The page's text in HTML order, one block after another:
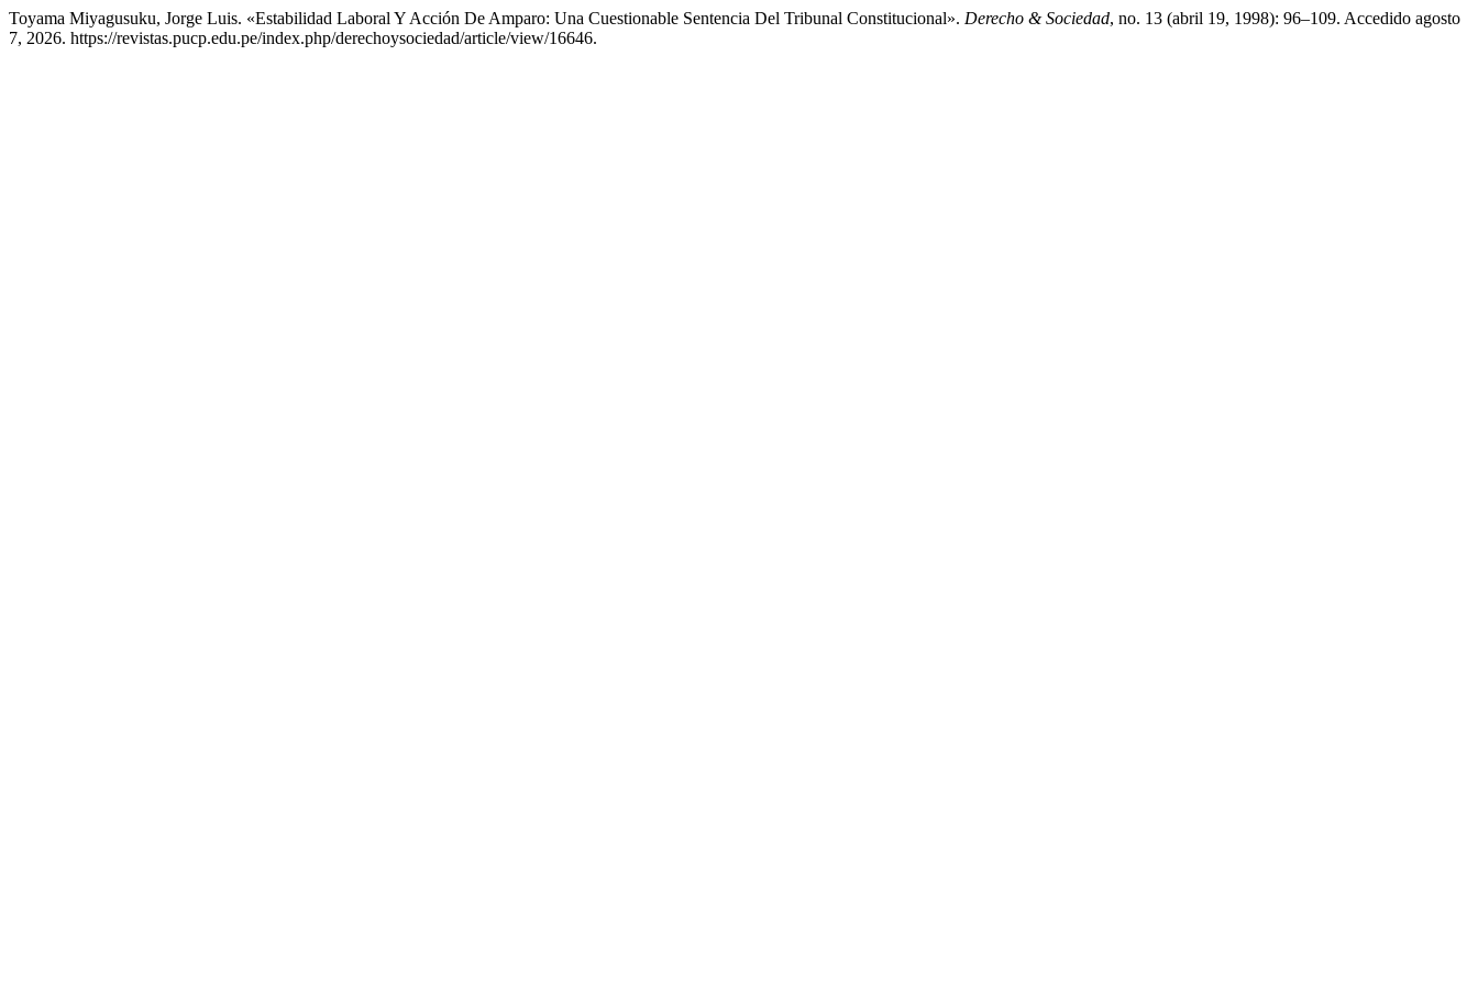
Toyama Miyagusuku, Jorge Luis. «Estabilidad Laboral Y Acción De Amparo: Una Cuestionable Sentencia Del Tribunal Constitucional». Derecho & Sociedad, no. 13 (abril 19, 1998): 96–109. Accedido agosto
7, 2026. https://revistas.pucp.edu.pe/index.php/derechoysociedad/article/view/16646.